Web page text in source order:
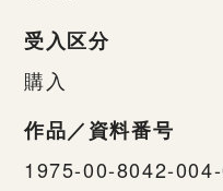
受入区分
購入
作品／資料番号
1975-00-8042-